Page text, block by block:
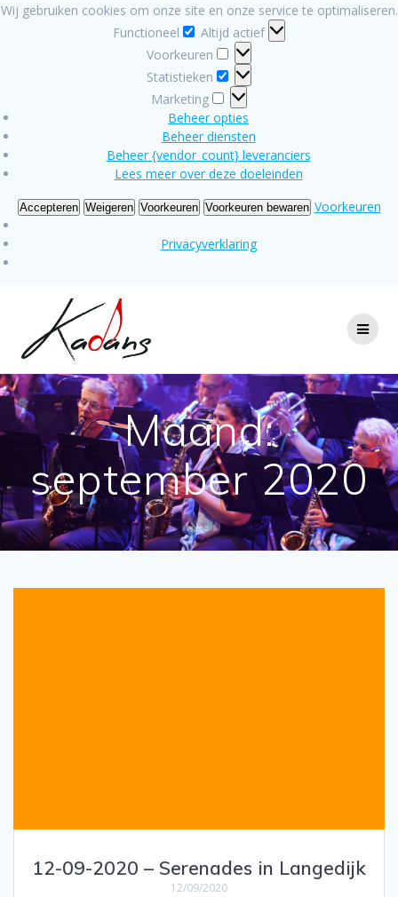
Wij gebruiken cookies om onze site en onze service te optimaliseren.
Functioneel
Functioneel
Altijd actief
Voorkeuren
Voorkeuren
Statistieken Statistieken
Marketing Marketing
Beheer opties
Beheer diensten
Beheer {vendor_count} leveranciers
Lees meer over deze doeleinden
Accepteren Weigeren Voorkeuren Voorkeuren bewaren Voorkeuren
Privacyverklaring
Maand:
september 2020
12-09-2020 – Serenades in Langedijk
12/09/2020